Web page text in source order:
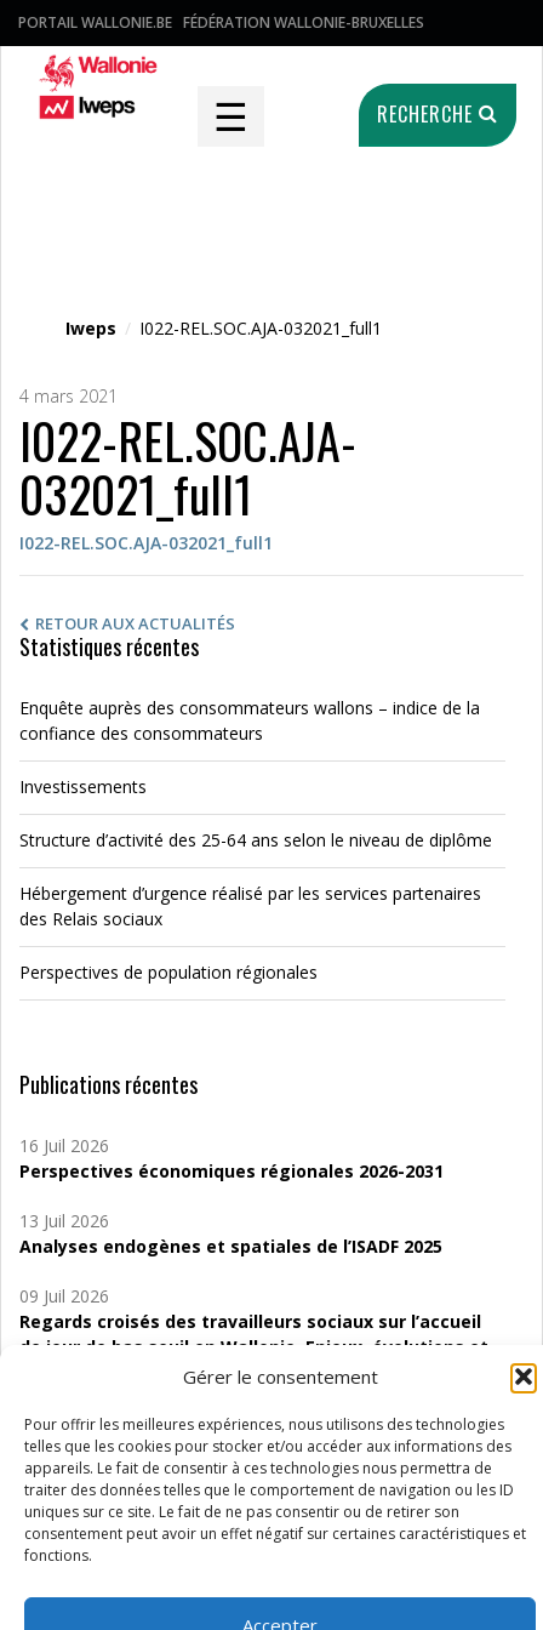
Gérer le consentement
Pour offrir les meilleures expériences, nous utilisons des technologies
telles que les cookies pour stocker et/ou accéder aux informations des
appareils. Le fait de consentir à ces technologies nous permettra de
traiter des données telles que le comportement de navigation ou les ID
uniques sur ce site. Le fait de ne pas consentir ou de retirer son
consentement peut avoir un effet négatif sur certaines caractéristiques et
fonctions.
Accepter
PORTAIL WALLONIE.BE FÉDÉRATION WALLONIE-BRUXELLES
☰ RECHERCHE
Iweps / I022-REL.SOC.AJA-032021_full1
4 mars 2021
I022-REL.SOC.AJA-
032021_full1
I022-REL.SOC.AJA-032021_full1
RETOUR AUX ACTUALITÉS
Statistiques récentes
Enquête auprès des consommateurs wallons – indice de la
confiance des consommateurs
Investissements
Structure d’activité des 25-64 ans selon le niveau de diplôme
Hébergement d’urgence réalisé par les services partenaires
des Relais sociaux
Perspectives de population régionales
Publications récentes
16 Juil 2026
Perspectives économiques régionales 2026-2031
13 Juil 2026
Analyses endogènes et spatiales de l’ISADF 2025
09 Juil 2026
Regards croisés des travailleurs sociaux sur l’accueil
de jour de bas seuil en Wallonie. Enjeux, évolutions et
06 Juil 2026
Étude d’évaluabilité des Structures
d’accompagnement à l’autocréation d’emploi (SAACE)
01 Juil 2026
Pénurie du personnel infirmier :quels indicateurs
Wallonie ?